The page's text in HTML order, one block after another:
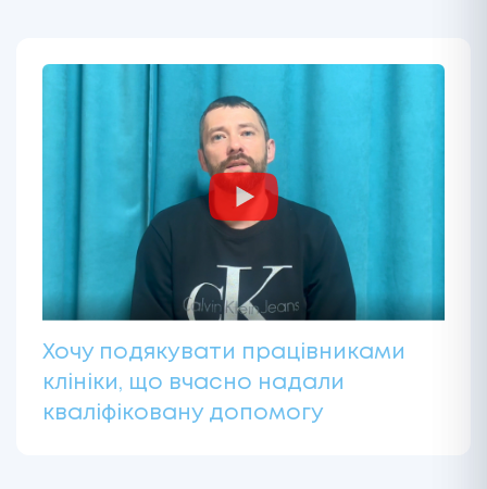
Хочу подякувати працівниками
клініки, що вчасно надали
кваліфіковану допомогу